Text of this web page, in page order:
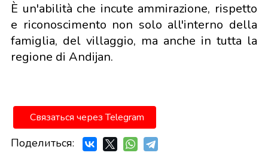
È un'abilità che incute ammirazione, rispetto
e riconoscimento non solo all'interno della
famiglia, del villaggio, ma anche in tutta la
regione di Andijan.
Связаться через Telegram
Поделиться: